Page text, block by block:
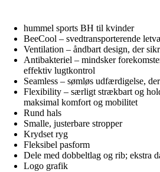
hummel sports BH til kvinder
BeeCool – svedtransporterende
Ventilation – åndbart design, der
Antibakteriel – mindsker
effektiv lugtkontrol
Seamless – sømløs udfærdigelse,
Flexibility – særligt strækbart og
maksimal komfort og mobilitet
Rund hals
Smalle, justerbare stropper
Krydset ryg
Fleksibel pasform
Dele med dobbeltlag og rib; ekstra
Logo grafik